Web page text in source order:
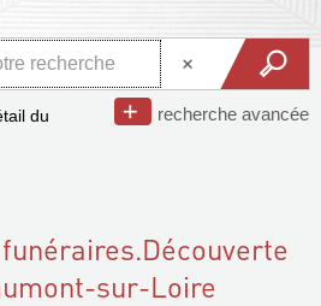
recherche avancée
du
sur-Loire